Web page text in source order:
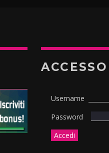
Username
Password